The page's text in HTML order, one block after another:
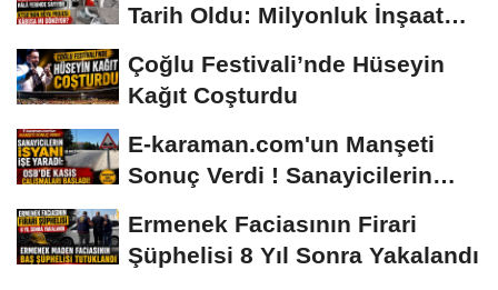
Tarih Oldu: Milyonluk İnşaat
Çoğlu Festivali’nde Hüseyin
Kağıt Coşturdu
E-karaman.com'un Manşeti
Sonuç Verdi ! Sanayicilerin
Ermenek Faciasının Firari
Şüphelisi 8 Yıl Sonra Yakalandı